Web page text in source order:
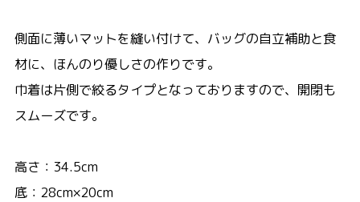
側面に薄いマットを縫い付けて、バッグの自立補助と食
材に、ほんのり優しさの作りです。
巾着は片側で絞るタイプとなっておりますので、開閉も
スムーズです。
高さ：34.5cm
底：28cm×20cm